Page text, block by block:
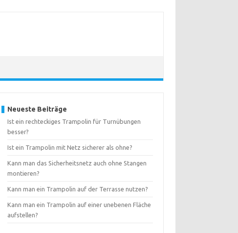
Neueste Beiträge
Ist ein rechteckiges Trampolin für Turnübungen
besser?
Ist ein Trampolin mit Netz sicherer als ohne?
Kann man das Sicherheitsnetz auch ohne Stangen
montieren?
Kann man ein Trampolin auf der Terrasse nutzen?
Kann man ein Trampolin auf einer unebenen Fläche
aufstellen?